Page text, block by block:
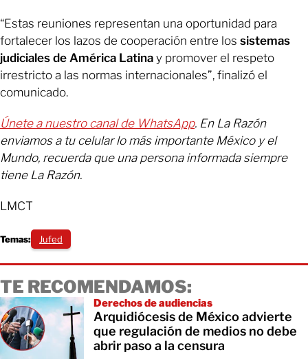
“Estas reuniones representan una oportunidad para
fortalecer los lazos de cooperación entre los sistemas
judiciales de América Latina y promover el respeto
irrestricto a las normas internacionales”, finalizó el
comunicado.
Únete a nuestro canal de WhatsApp. En La Razón
enviamos a tu celular lo más importante México y el
Mundo, recuerda que una persona informada siempre
tiene La Razón.
LMCT
Temas: Jufed
TE RECOMENDAMOS:
Derechos de audiencias
Arquidiócesis de México advierte
que regulación de medios no debe
abrir paso a la censura